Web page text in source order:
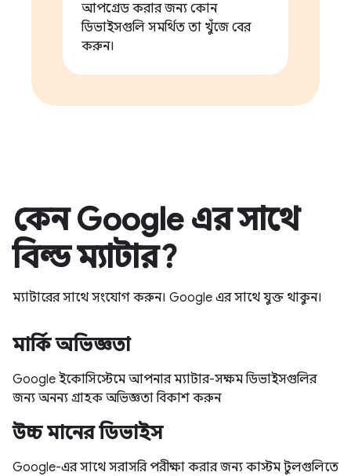
আপগ্রেড করার জন্য কোন
ডিভাইসগুলি সমর্থিত তা খুঁজে বের
করুন।
কেন Google এর সাথে
বিল্ড ম্যাটার?
ম্যাটারের সাথে সংযোগ করুন। Google এর সাথে যুক্ত থাকুন।
মার্কি অভিজ্ঞতা
Google ইকোসিস্টেমে আপনার ম্যাটার-সক্ষম ডিভাইসগুলির
জন্য অনন্য গ্রাহক অভিজ্ঞতা বিকাশ করুন
উচ্চ মানের ডিভাইস
Google-এর সাথে সরাসরি পরীক্ষা করার জন্য কাস্টম টুলগুলিতে